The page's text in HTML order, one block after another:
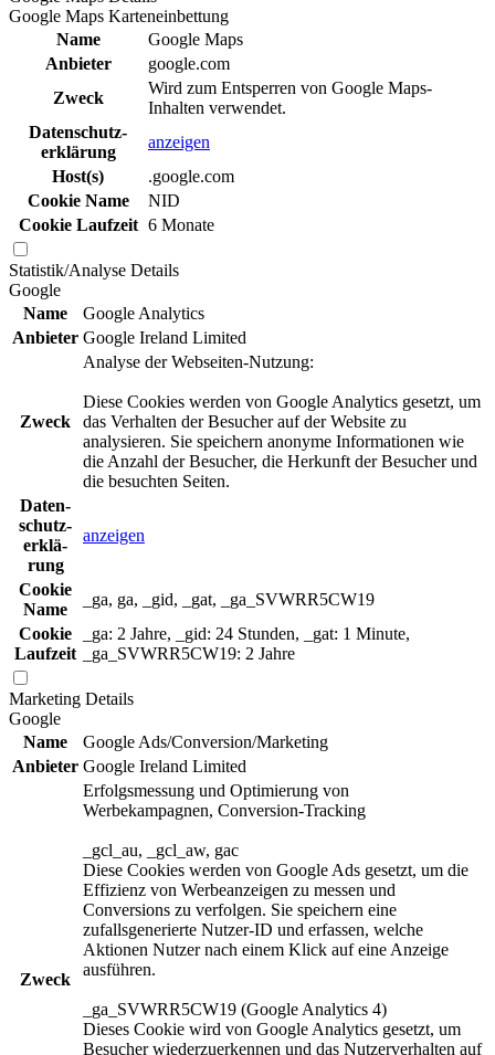
Google Maps Karteneinbettung
Name
Google Maps
Anbieter
google.com
Zweck
Wird zum Entsperren von Google Maps-
Inhalten verwendet.
Daten­schutz­
erklä­rung
anzeigen
Host(s)
.google.com
Cookie Name
NID
Cookie Laufzeit 6 Monate
Statistik/Analyse Details
Google
Name
Google Analytics
Anbieter Google Ireland Limited
Zweck
Analyse der Webseiten-Nutzung:
Diese Cookies werden von Google Analytics gesetzt, um
das Verhalten der Besucher auf der Website zu
analysieren. Sie speichern anonyme Informationen wie
die Anzahl der Besucher, die Herkunft der Besucher und
die besuchten Seiten.
Daten­
schutz­
erklä­
rung
anzeigen
Cookie
Name
_ga, ga, _gid, _gat, _ga_SVWRR5CW19
Cookie
Laufzeit
_ga: 2 Jahre, _gid: 24 Stunden, _gat: 1 Minute,
_ga_SVWRR5CW19: 2 Jahre
Marketing Details
Google
Name
Google Ads/Conversion/Marketing
Anbieter Google Ireland Limited
Zweck
Erfolgsmessung und Optimierung von
Werbekampagnen, Conversion-Tracking
_gcl_au, _gcl_aw, gac
Diese Cookies werden von Google Ads gesetzt, um die
Effizienz von Werbeanzeigen zu messen und
Conversions zu verfolgen. Sie speichern eine
zufallsgenerierte Nutzer-ID und erfassen, welche
Aktionen Nutzer nach einem Klick auf eine Anzeige
ausführen.
_ga_SVWRR5CW19 (Google Analytics 4)
Dieses Cookie wird von Google Analytics gesetzt, um
Besucher wiederzuerkennen und das Nutzerverhalten auf